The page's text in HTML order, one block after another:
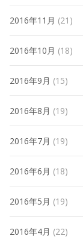
2016年11月 (21)
2016年10月 (18)
2016年9月 (15)
2016年8月 (19)
2016年7月 (19)
2016年6月 (18)
2016年5月 (19)
2016年4月 (22)